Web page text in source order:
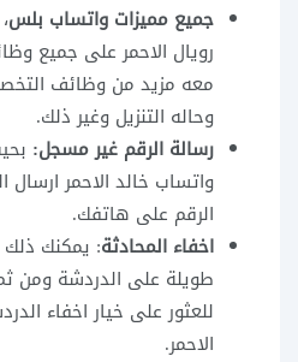
جميع مميزات واتساب بلس
رويال الاحمر على جميع
معه مزيد من وظائف
وحاله التنزيل وغير ذلك.
رسالة الرقم غير مسجل:
واتساب خالد الاحمر
الرقم على هاتفك.
اخفاء المحادثة: يمكنك ذلك
طويلة على الدردشة ومن
للعثور على خيار اخفاء
الاحمر.